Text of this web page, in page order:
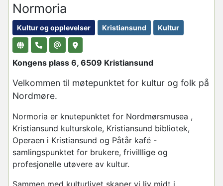
Normoria
Kultur og opplevelser Kristiansund Kultur
Kongens plass 6, 6509 Kristiansund
Velkommen til møtepunktet for kultur og folk på
Nordmøre.
Normoria er knutepunktet for Nordmørsmusea ,
Kristiansund kulturskole, Kristiansund bibliotek,
Operaen i Kristiansund og Påtår kafé -
samlingspunktet for brukere, frivilllige og
profesjonelle utøvere av kultur.
Sammen med kulturlivet skaper vi liv midt i